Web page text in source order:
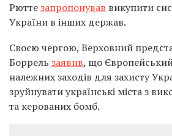
Рюттезапропонував викупити
України в інших держав.
Своєю чергою, Верховний
Боррель заявив, що
належних заходів для захисту
зруйнувати українські міста з
та керованих бомб.